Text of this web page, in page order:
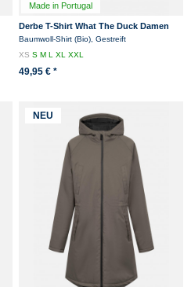
Made in Portugal
Derbe T-Shirt What The Duck Damen
Gelb Streifenshirt GOTS Organic
Baumwoll-Shirt (Bio), Gestreift
XSSMLXLXXL
49,95 € *
NEU